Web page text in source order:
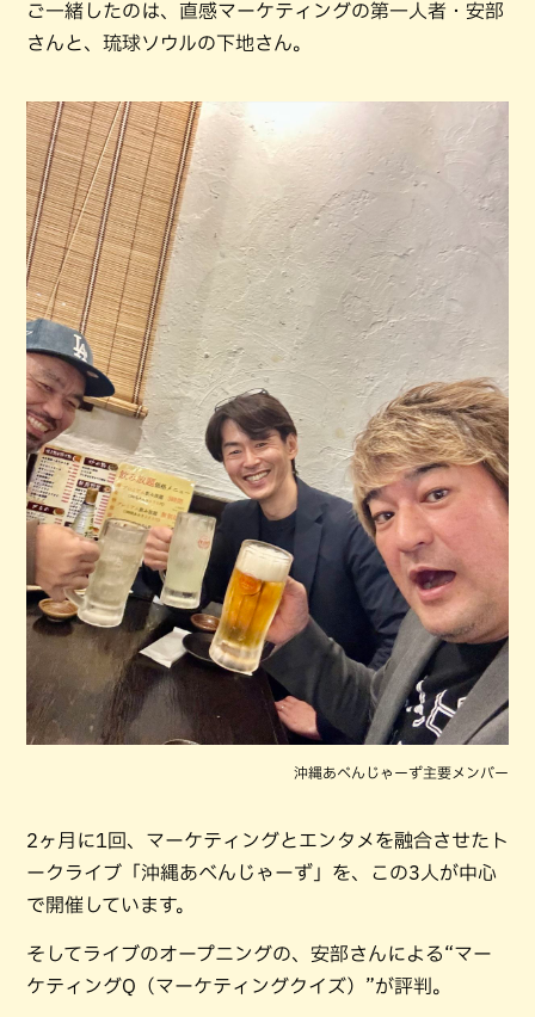
ご一緒したのは、直感マーケティングの第一人者・安部
さんと、琉球ソウルの下地さん。
沖縄あべんじゃーず主要メンバー
2ヶ月に1回、マーケティングとエンタメを融合させたト
ークライブ「沖縄あべんじゃーず」を、この3人が中心
で開催しています。
そしてライブのオープニングの、安部さんによる“マー
ケティングQ（マーケティングクイズ）”が評判。